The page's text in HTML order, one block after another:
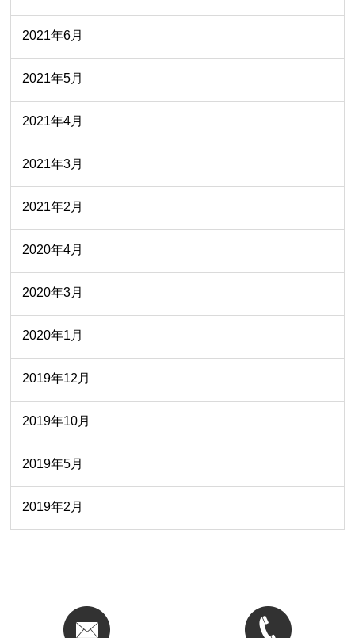
2021年6月
2021年5月
2021年4月
2021年3月
2021年2月
2020年4月
2020年3月
2020年1月
2019年12月
2019年10月
2019年5月
2019年2月